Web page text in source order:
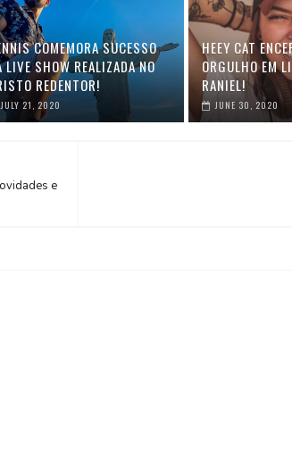
COMEMORA SUCESSO
LIVE SHOW REALIZADA NO
REDENTOR!
JULY 21, 2020
HEEY CAT
ORGULHO EM
RANIEL!
JUNE 30, 2020
e